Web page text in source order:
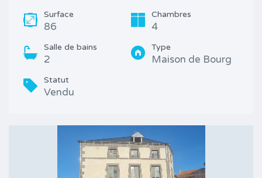
Surface
86
Chambres
4
Salle de bains
2
Type
Maison de Bourg
Statut
Vendu